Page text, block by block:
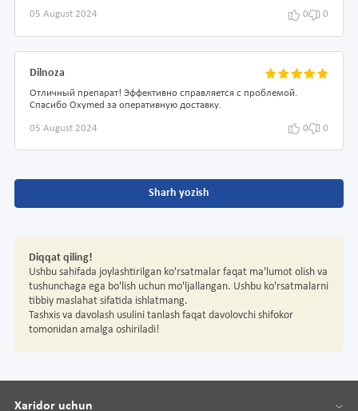
05 August 2024 0 0
Dilnoza
Отличный препарат! Эффективно справляется с проблемой.
Спасибо Oxymed за оперативную доставку.
05 August 2024 0 0
Sharh yozish
Diqqat qiling!
Ushbu sahifada joylashtirilgan ko'rsatmalar faqat ma'lumot olish va
tushunchaga ega bo'lish uchun mo'ljallangan. Ushbu ko'rsatmalarni
tibbiy maslahat sifatida ishlatmang.
Tashxis va davolash usulini tanlash faqat davolovchi shifokor
tomonidan amalga oshiriladi!
Xaridor uchun